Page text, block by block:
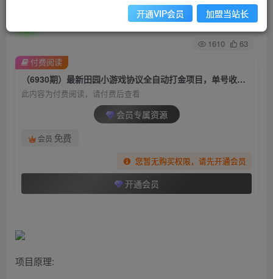
关注 私信
1610 63
（6930期）最新田园小游戏协议全自动打金项目，单号收益30+【协议脚本+使用教程】
此内容为付费阅读，请付费后查看
会员专属资源
会员 免费
您暂无购买权限，请先开通会员
开通会员
付费阅读
项目原理:
开通VIP会员 加盟当站长